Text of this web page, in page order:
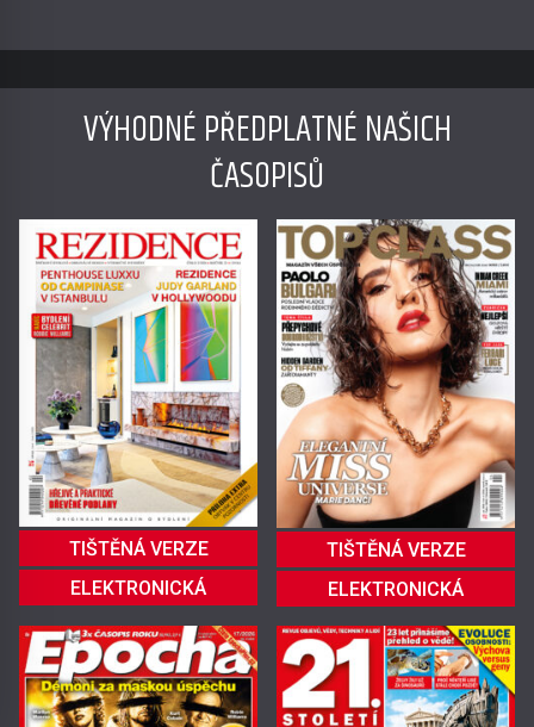
VÝHODNÉ PŘEDPLATNÉ NAŠICH
ČASOPISŮ
TIŠTĚNÁ VERZE
ELEKTRONICKÁ
TIŠTĚNÁ VERZE
ELEKTRONICKÁ